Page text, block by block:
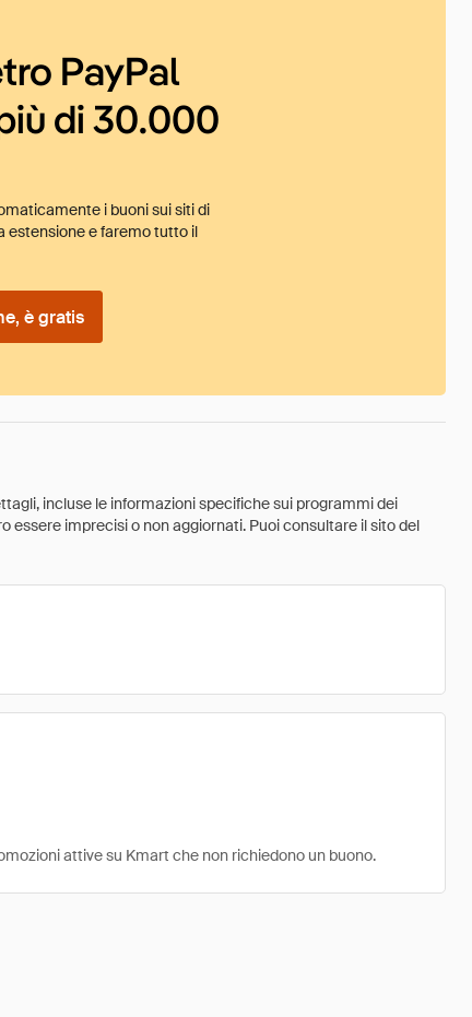
PayPal
di 30.000
i buoni sui siti di
estensione e faremo tutto il
è gratis
incluse le informazioni specifiche sui programmi dei
essere imprecisi o non aggiornati. Puoi consultare il sito del
attive su Kmart che non richiedono un buono.